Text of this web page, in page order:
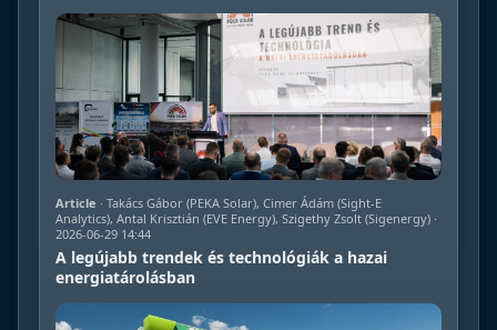
Article · Takács Gábor (PEKA Solar), Cimer Ádám (Sight-E
Analytics), Antal Krisztián (EVE Energy), Szigethy Zsolt (Sigenergy) ·
2026-06-29 14:44
A legújabb trendek és technológiák a hazai
energiatárolásban